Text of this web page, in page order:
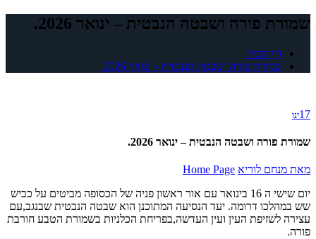
שמורת פורה ושבטה הנבטית – ינואר 2026.
דף הבית
שמורת פורה ושבטה הנבטית – ינואר 2026.
17ינו
שמורת פורה ושבטה הנבטית – ינואר 2026.
מאת מנחם לוריא Home Page
יום שישי ה 16 בינואר עם אור ראשון פניה של הכסופה מביטים על כביש
שש במהלכו דרומה. יעד הנסיעה המתוכנן הוא שבטה הנבטית שבנגב,עם
עצירה לשזיפת העין ועין העדשה,בפריחת הכלניות בשמורת הטבע חורבת
פורה.